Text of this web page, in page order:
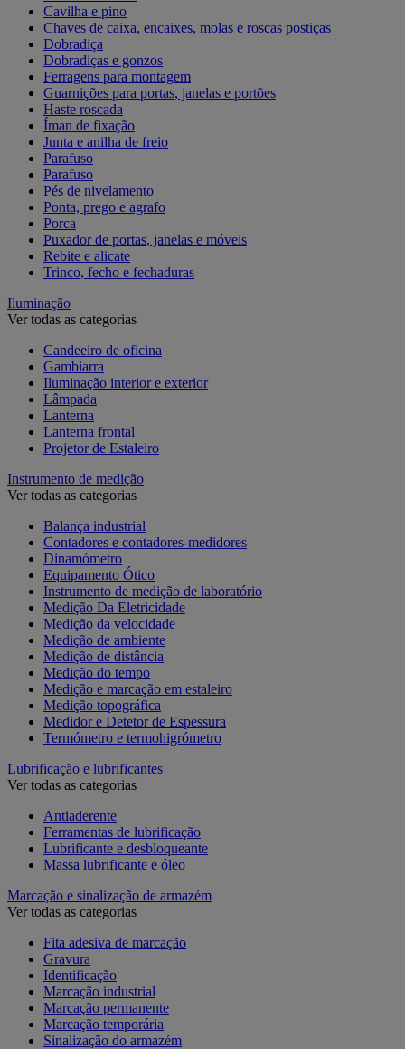
Cavilha e pino
Chaves de caixa, encaixes, molas e roscas postiças
Dobradiça
Dobradiças e gonzos
Ferragens para montagem
Guarnições para portas, janelas e portões
Haste roscada
Íman de fixação
Junta e anilha de freio
Parafuso
Parafuso
Pés de nivelamento
Ponta, prego e agrafo
Porca
Puxador de portas, janelas e móveis
Rebite e alicate
Trinco, fecho e fechaduras
Iluminação
Ver todas as categorias
Candeeiro de oficina
Gambiarra
Iluminação interior e exterior
Lâmpada
Lanterna
Lanterna frontal
Projetor de Estaleiro
Instrumento de medição
Ver todas as categorias
Balança industrial
Contadores e contadores-medidores
Dinamómetro
Equipamento Ótico
Instrumento de medição de laboratório
Medição Da Eletricidade
Medição da velocidade
Medição de ambiente
Medição de distância
Medição do tempo
Medição e marcação em estaleiro
Medição topográfica
Medidor e Detetor de Espessura
Termómetro e termohigrómetro
Lubrificação e lubrificantes
Ver todas as categorias
Antiaderente
Ferramentas de lubrificação
Lubrificante e desbloqueante
Massa lubrificante e óleo
Marcação e sinalização de armazém
Ver todas as categorias
Fita adesiva de marcação
Gravura
Identificação
Marcação industrial
Marcação permanente
Marcação temporária
Sinalização do armazém